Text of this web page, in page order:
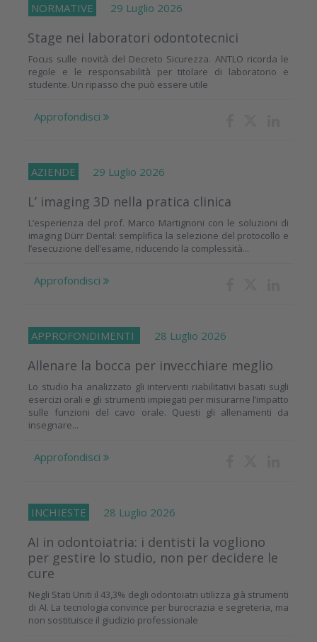
NORMATIVE 29 Luglio 2026
Stage nei laboratori odontotecnici
Focus sulle novità del Decreto Sicurezza. ANTLO ricorda le
regole e le responsabilità per titolare di laboratorio e
studente. Un ripasso che può essere utile
Approfondisci
AZIENDE 29 Luglio 2026
L’ imaging 3D nella pratica clinica
L’esperienza del prof. Marco Martignoni con le soluzioni di
imaging Dürr Dental: semplifica la selezione del protocollo e
l’esecuzione dell’esame, riducendo la complessità...
Approfondisci
APPROFONDIMENTI 28 Luglio 2026
Allenare la bocca per invecchiare meglio
Lo studio ha analizzato gli interventi riabilitativi basati sugli
esercizi orali e gli strumenti impiegati per misurarne l’impatto
sulle funzioni del cavo orale. Questi gli allenamenti da
insegnare...
Approfondisci
INCHIESTE 28 Luglio 2026
AI in odontoiatria: i dentisti la vogliono
per gestire lo studio, non per decidere le
cure
Negli Stati Uniti il 43,3% degli odontoiatri utilizza già strumenti
di AI. La tecnologia convince per burocrazia e segreteria, ma
non sostituisce il giudizio professionale